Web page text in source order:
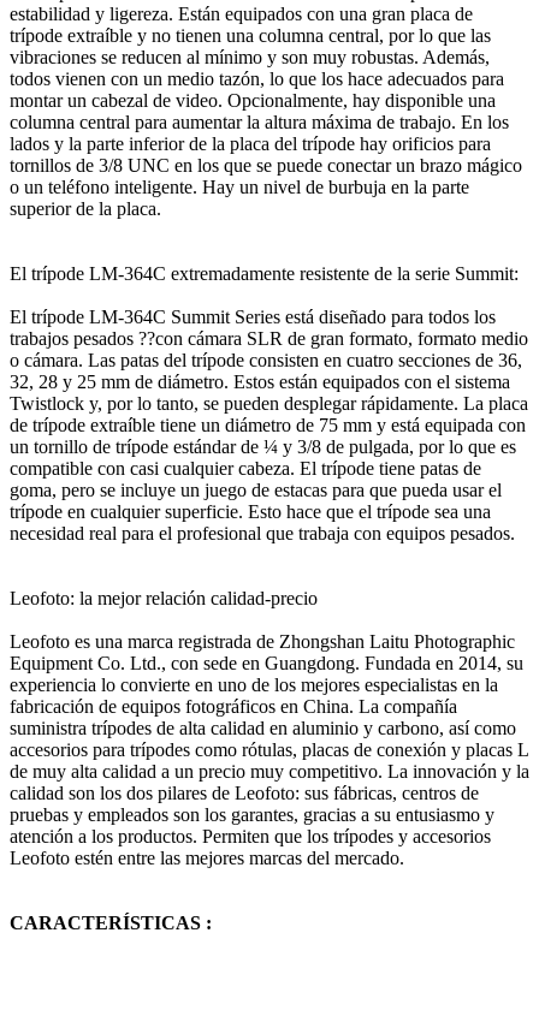
estabilidad y ligereza. Están equipados con una gran placa de
trípode extraíble y no tienen una columna central, por lo que las
vibraciones se reducen al mínimo y son muy robustas. Además,
todos vienen con un medio tazón, lo que los hace adecuados para
montar un cabezal de video. Opcionalmente, hay disponible una
columna central para aumentar la altura máxima de trabajo. En los
lados y la parte inferior de la placa del trípode hay orificios para
tornillos de 3/8 UNC en los que se puede conectar un brazo mágico
o un teléfono inteligente. Hay un nivel de burbuja en la parte
superior de la placa.
El trípode LM-364C extremadamente resistente de la serie Summit:
El trípode LM-364C Summit Series está diseñado para todos los
trabajos pesados ??con cámara SLR de gran formato, formato medio
o cámara. Las patas del trípode consisten en cuatro secciones de 36,
32, 28 y 25 mm de diámetro. Estos están equipados con el sistema
Twistlock y, por lo tanto, se pueden desplegar rápidamente. La placa
de trípode extraíble tiene un diámetro de 75 mm y está equipada con
un tornillo de trípode estándar de ¼ y 3/8 de pulgada, por lo que es
compatible con casi cualquier cabeza. El trípode tiene patas de
goma, pero se incluye un juego de estacas para que pueda usar el
trípode en cualquier superficie. Esto hace que el trípode sea una
necesidad real para el profesional que trabaja con equipos pesados.
Leofoto: la mejor relación calidad-precio
Leofoto es una marca registrada de Zhongshan Laitu Photographic
Equipment Co. Ltd., con sede en Guangdong. Fundada en 2014, su
experiencia lo convierte en uno de los mejores especialistas en la
fabricación de equipos fotográficos en China. La compañía
suministra trípodes de alta calidad en aluminio y carbono, así como
accesorios para trípodes como rótulas, placas de conexión y placas L
de muy alta calidad a un precio muy competitivo. La innovación y la
calidad son los dos pilares de Leofoto: sus fábricas, centros de
pruebas y empleados son los garantes, gracias a su entusiasmo y
atención a los productos. Permiten que los trípodes y accesorios
Leofoto estén entre las mejores marcas del mercado.
CARACTERÍSTICAS :